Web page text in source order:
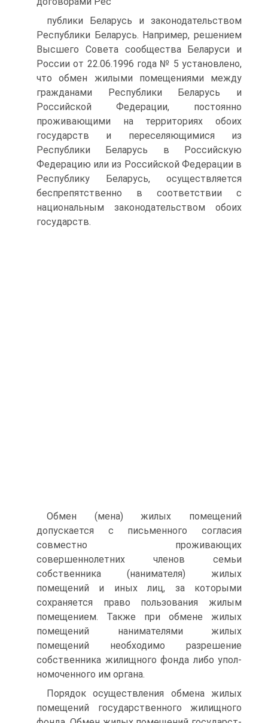
публики Беларусь и законодательством
Республики Беларусь. На­пример, решением
Высшего Совета сообщества Беларуси и
России от 22.06.1996 года № 5 установлено,
что обмен жилыми помещени­ями между
гражданами Республики Беларусь и
Российской Феде­рации, постоянно
проживающими на территориях обоих
государств и переселяющимися из
Республики Беларусь в Российскую
Федера­цию или из Российской Федерации в
Республику Беларусь, осуще­ствляется
беспрепятственно в соответствии с
национальным зако­нодательством обоих
государств.
Обмен (мена) жилых помещений
допускается с письменного со­гласия
совместно проживающих
совершеннолетних членов семьи
собственника (нанимателя) жилых
помещений и иных лиц, за кото­рыми
сохраняется право пользования жилым
помещением. Также при обмене жилых
помещений нанимателями жилых
помещений необходимо разрешение
собственника жилищного фонда либо упол­
номоченного им органа.
Порядок осуществления обмена жилых
помещений государст­венного жилищного